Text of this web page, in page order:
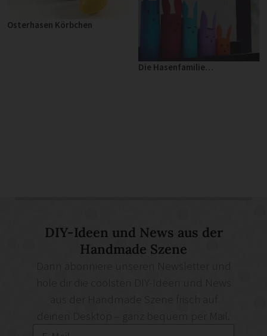
Osterhasen Körbchen
Die Hasenfamilie…
DIY-Ideen und News aus der
Handmade Szene
deinen Desktop – ganz bequem per Mail.